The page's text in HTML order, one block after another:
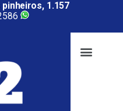
pinheiros, 1.157